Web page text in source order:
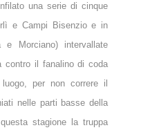
una serie di cinque
e Campi Bisenzio e in
e Morciano) intervallate
contro il fanalino di coda
per non correre il
nelle parti basse della
stagione la truppa